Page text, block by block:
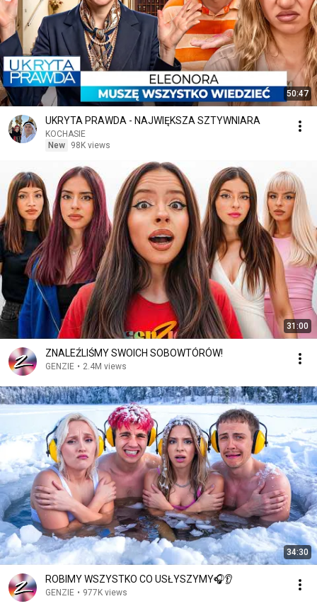
50:47
UKRYTA PRAWDA - NAJWIĘKSZA SZTYWNIARA
KOCHASIE
New
98K views
31:00
ZNALEŹLIŚMY SWOICH SOBOWTÓRÓW!
GENZIE • 2.4M views
34:30
ROBIMY WSZYSTKO CO USŁYSZYMY🎧👂
GENZIE • 977K views